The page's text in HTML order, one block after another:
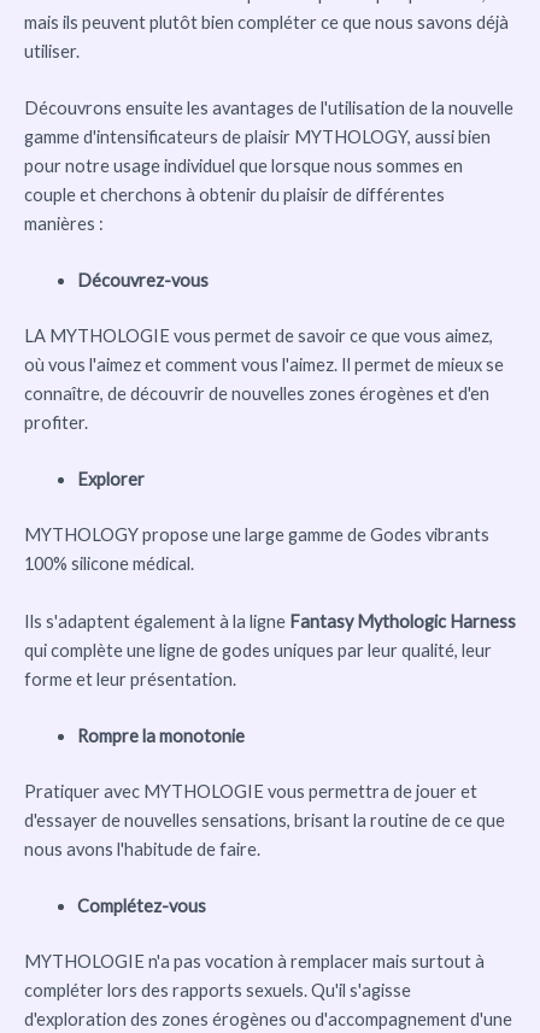
mais ils peuvent plutôt bien compléter ce que nous savons déjà
utiliser.
Découvrons ensuite les avantages de l'utilisation de la nouvelle
gamme d'intensificateurs de plaisir MYTHOLOGY, aussi bien
pour notre usage individuel que lorsque nous sommes en
couple et cherchons à obtenir du plaisir de différentes
manières :
Découvrez-vous
LA MYTHOLOGIE vous permet de savoir ce que vous aimez,
où vous l'aimez et comment vous l'aimez. Il permet de mieux se
connaître, de découvrir de nouvelles zones érogènes et d'en
profiter.
Explorer
MYTHOLOGY propose une large gamme de Godes vibrants
100% silicone médical.
Ils s'adaptent également à la ligne Fantasy Mythologic Harness
qui complète une ligne de godes uniques par leur qualité, leur
forme et leur présentation.
Rompre la monotonie
Pratiquer avec MYTHOLOGIE vous permettra de jouer et
d'essayer de nouvelles sensations, brisant la routine de ce que
nous avons l'habitude de faire.
Complétez-vous
MYTHOLOGIE n'a pas vocation à remplacer mais surtout à
compléter lors des rapports sexuels. Qu'il s'agisse
d'exploration des zones érogènes ou d'accompagnement d'une